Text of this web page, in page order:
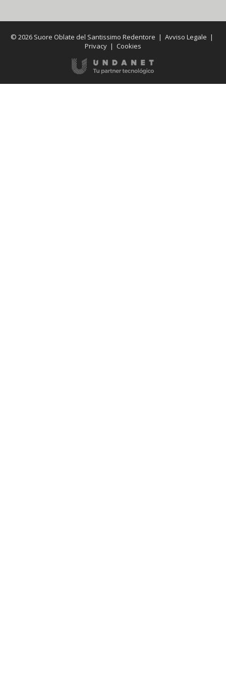
© 2026 Suore Oblate del Santissimo Redentore |Avviso Legale |
Privacy| Cookies